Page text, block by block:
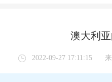
澳大利
2022-09-27 17:11:15